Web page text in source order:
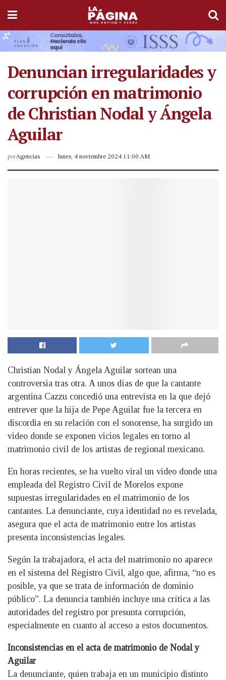
Denuncian irregularidades y
corrupción en matrimonio
de Christian Nodal y Ángela
Aguilar
porAgencias lunes, 4 noviembre 2024 11:00 AM
Christian Nodal y Ángela Aguilar sortean una
controversia tras otra. A unos días de que la cantante
argentina Cazzu concedió una entrevista en la que dejó
entrever que la hija de Pepe Aguilar fue la tercera en
discordia en su relación con el sonorense, ha surgido un
video donde se exponen vicios legales en torno al
matrimonio civil de los artistas de regional mexicano.
En horas recientes, se ha vuelto viral un video donde una
empleada del Registro Civil de Morelos expone
supuestas irregularidades en el matrimonio de los
cantantes. La denunciante, cuya identidad no es revelada,
asegura que el acta de matrimonio entre los artistas
presenta inconsistencias legales.
Según la trabajadora, el acta del matrimonio no aparece
en el sistema del Registro Civil, algo que, afirma, “no es
posible, ya que se trata de información de dominio
público”. La denuncia también incluye una crítica a las
autoridades del registro por presunta corrupción,
especialmente en cuanto al acceso a estos documentos.
Inconsistencias en el acta de matrimonio de Nodal y
Aguilar
La denunciante, quien trabaja en un municipio distinto